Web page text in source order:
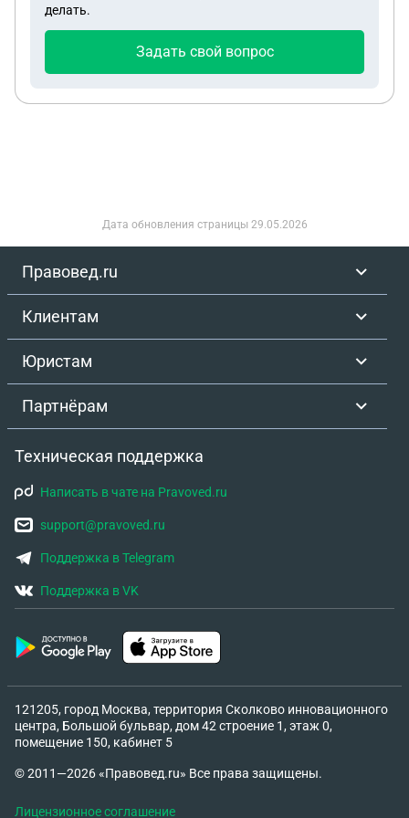
отказался это делать. У старшей сестры были
фундамент вокруг дома, вставила окна. Пни
ни коммунальные. Итог, дом мы немного своими
на это согласие. Но дом держится на честном
делать.
Задать свой вопрос
Дата обновления страницы 29.05.2026
Правовед.ru
Клиентам
Юристам
Партнёрам
Техническая поддержка
Написать в чате на Pravoved.ru
support@pravoved.ru
Поддержка в Telegram
Поддержка в VK
121205, город Москва, территория Сколково инновационного
центра, Большой бульвар, дом 42 строение 1, этаж 0,
помещение 150, кабинет 5
© 2011—2026 «Правовед.ru» Все права защищены.
Лицензионное соглашение